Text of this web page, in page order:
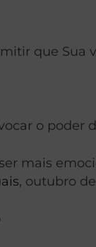
que Sua
o poder
mais
, outubro de